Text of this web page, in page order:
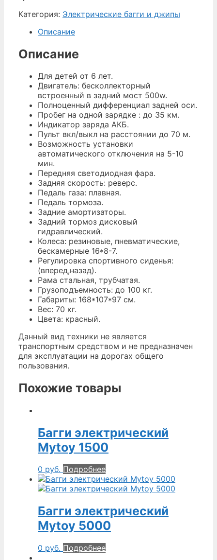
Категория: Электрические багги и джипы
Описание
Описание
Для детей от 6 лет.
Двигатель: бесколлекторный
встроенный в задний мост 500w.
Полноценный дифференциал задней оси.
Пробег на одной зарядке : до 35 км.
Индикатор заряда АКБ.
Пульт вкл/выкл на расстоянии до 70 м.
Возможность установки
автоматического отключения на 5-10
мин.
Передняя светодиодная фара.
Задняя скорость: реверс.
Педаль газа: плавная.
Педаль тормоза.
Задние амортизаторы.
Задний тормоз дисковый
гидравлический.
Колеса: резиновые, пневматические,
бескамерные 16*8-7.
Регулировка спортивного сиденья:
(вперед,назад).
Рама стальная, трубчатая.
Грузоподъемность: до 100 кг.
Габариты: 168*107*97 см.
Вес: 70 кг.
Цвета: красный.
Данный вид техники не является
транспортным средством и не предназначен
для эксплуатации на дорогах общего
пользования.
Похожие товары
Багги электрический
Mytoy 1500
0 руб. Подробнее
Багги электрический
Mytoy 5000
0 руб. Подробнее